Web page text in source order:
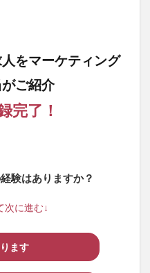
をマーケティング
ご紹介
完了！
験はありますか？
次に進む↓
ます